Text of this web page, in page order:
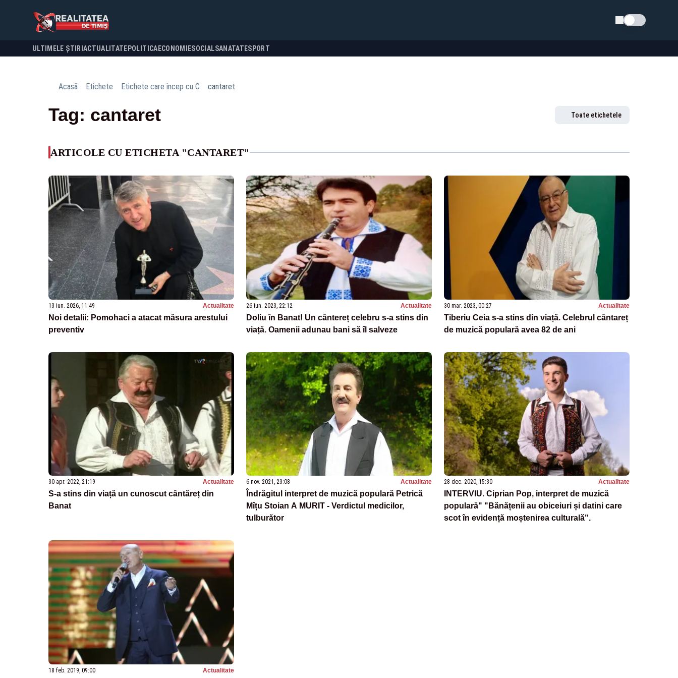
Schimba tema
ULTIMELE ȘTIRI ACTUALITATE POLITICA ECONOMIESOCIALSANATATESPORT
Acasă Etichete Etichete care încep cu C cantaret
Tag: cantaret Toate etichetele
ARTICOLE CU ETICHETA "CANTARET"
13 iun. 2026, 11:49 Actualitate
Noi detalii: Pomohaci a atacat măsura arestului
preventiv
26 iun. 2023, 22:12 Actualitate
Doliu în Banat! Un cântereț celebru s-a stins din
viață. Oamenii adunau bani să îl salveze
30 mar. 2023, 00:27 Actualitate
Tiberiu Ceia s-a stins din viață. Celebrul cântareț
de muzică populară avea 82 de ani
30 apr. 2022, 21:19 Actualitate
S-a stins din viață un cunoscut cântăreț din
Banat
6 nov. 2021, 23:08 Actualitate
Îndrăgitul interpret de muzică populară Petrică
Mîțu Stoian A MURIT - Verdictul medicilor,
tulburător
28 dec. 2020, 15:30 Actualitate
INTERVIU. Ciprian Pop, interpret de muzică
populară" "Bănățenii au obiceiuri și datini care
scot în evidență moștenirea culturală".
18 feb. 2019, 09:00 Actualitate